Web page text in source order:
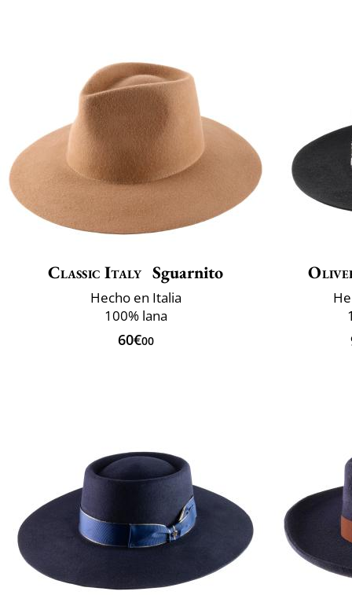
Classic Italy Sguarnito
Hecho en Italia
100% lana
60€00